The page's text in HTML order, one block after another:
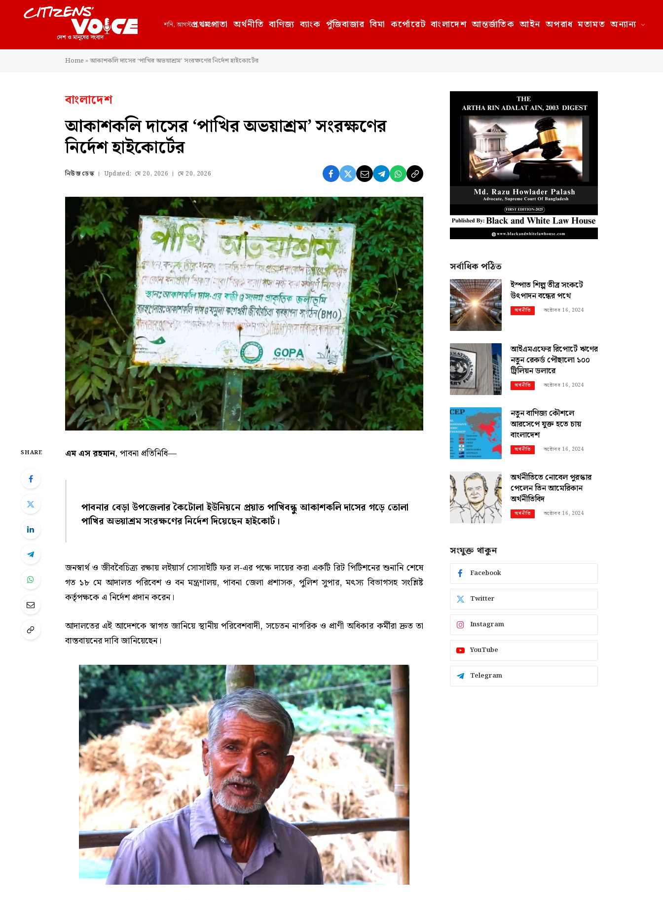
শনি, আগস্ট 8, 2026
প্রথমপাতা অর্থনীতি বাণিজ্য ব্যাংক পুঁজিবাজার বিমা কর্পোরেট বাংলাদেশ আন্তর্জাতিক আইন অপরাধ মতামত অন্যান্য
Home»আকাশকলি দাসের ‘পাখির অভয়াশ্রম’ সংরক্ষণের নির্দেশ হাইকোর্টের
বাংলাদেশ
আকাশকলি দাসের ‘পাখির অভয়াশ্রম’ সংরক্ষণের
নির্দেশ হাইকোর্টের
নিউজ ডেস্ক Updated: মে 20, 2026 মে 20, 2026
SHARE এম এস রহমান, পাবনা প্রতিনিধি—
পাবনার বেড়া উপজেলার কৈটোলা ইউনিয়নে প্রয়াত পাখিবন্ধু আকাশকলি দাসের গড়ে তোলা
পাখির অভয়াশ্রম সংরক্ষণের নির্দেশ দিয়েছেন হাইকোর্ট।
জনস্বার্থ ও জীববৈচিত্র্য রক্ষায় লইয়ার্স সোসাইটি ফর ল-এর পক্ষে দায়ের করা একটি রিট পিটিশনের শুনানি শেষে
গত ১৮ মে আদালত পরিবেশ ও বন মন্ত্রণালয়, পাবনা জেলা প্রশাসক, পুলিশ সুপার, মৎস্য বিভাগসহ সংশ্লিষ্ট
কর্তৃপক্ষকে এ নির্দেশ প্রদান করেন।
আদালতের এই আদেশকে স্বাগত জানিয়ে স্থানীয় পরিবেশবাদী, সচেতন নাগরিক ও প্রাণী অধিকার কর্মীরা দ্রুত তা
বাস্তবায়নের দাবি জানিয়েছেন।
সর্বাধিক পঠিত
ইস্পাত শিল্প তীব্র সংকটে
উৎপাদন বন্ধের পথে
অর্থনীতি অক্টোবর 16, 2024
আইএমএফের রিপোর্টে ঋণের
নতুন রেকর্ড পৌছালো ১০০
ট্রিলিয়ন ডলারে
অর্থনীতি অক্টোবর 16, 2024
নতুন বাণিজ্য কৌশলে
আরসেপে যুক্ত হতে চায়
বাংলাদেশ
অর্থনীতি অক্টোবর 16, 2024
অর্থনীতিতে নোবেল পুরস্কার
পেলেন তিন আমেরিকান
অর্থনীতিবিদ
অর্থনীতি অক্টোবর 16, 2024
সংযুক্ত থাকুন
Facebook
Twitter
Instagram
YouTube
Telegram